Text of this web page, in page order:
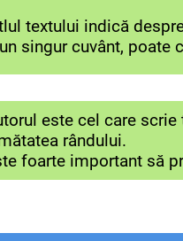
textului indică
singur cuvânt, poate
este cel care
rândului.
foarte important să